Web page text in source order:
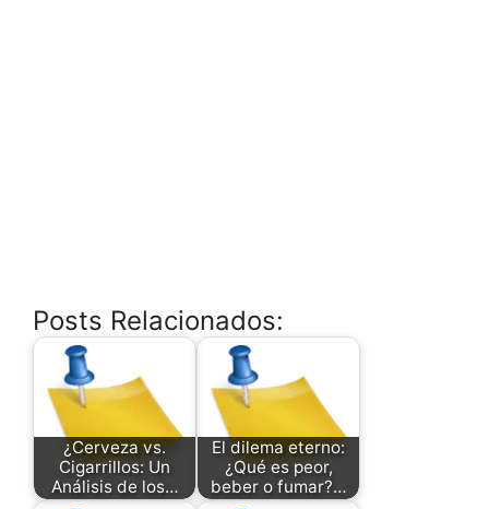
Posts Relacionados:
¿Cerveza vs.
Cigarrillos: Un
Análisis de los…
El dilema eterno:
¿Qué es peor,
beber o fumar?…